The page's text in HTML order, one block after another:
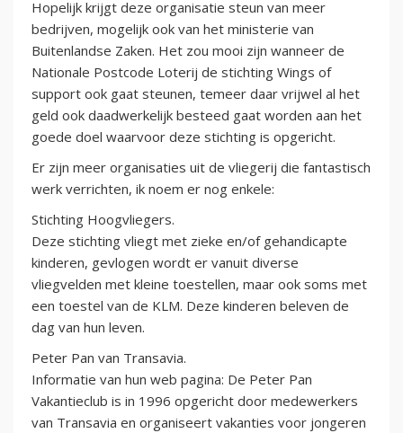
Hopelijk krijgt deze organisatie steun van meer
bedrijven, mogelijk ook van het ministerie van
Buitenlandse Zaken. Het zou mooi zijn wanneer de
Nationale Postcode Loterij de stichting Wings of
support ook gaat steunen, temeer daar vrijwel al het
geld ook daadwerkelijk besteed gaat worden aan het
goede doel waarvoor deze stichting is opgericht.
Er zijn meer organisaties uit de vliegerij die fantastisch
werk verrichten, ik noem er nog enkele:
Stichting Hoogvliegers.
Deze stichting vliegt met zieke en/of gehandicapte
kinderen, gevlogen wordt er vanuit diverse
vliegvelden met kleine toestellen, maar ook soms met
een toestel van de KLM. Deze kinderen beleven de
dag van hun leven.
Peter Pan van Transavia.
Informatie van hun web pagina: De Peter Pan
Vakantieclub is in 1996 opgericht door medewerkers
van Transavia en organiseert vakanties voor jongeren